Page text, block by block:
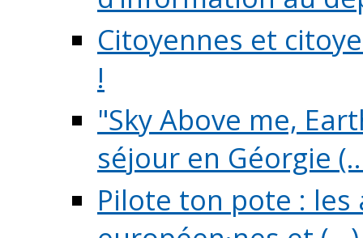
Citoyennes et
!
"Sky Above me,
séjour en Géorgie
Pilote ton pote :